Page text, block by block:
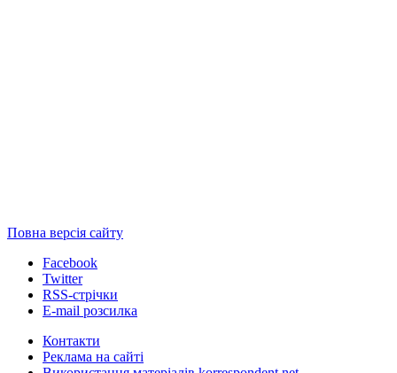
Повна версія сайту
Facebook
Twitter
RSS-стрічки
E-mail розсилка
Контакти
Реклама на сайті